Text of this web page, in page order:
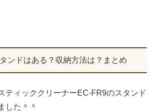
ンドはある？収納方法は？まとめ
ティッククリーナーEC-FR9のスタンド
した＾＾